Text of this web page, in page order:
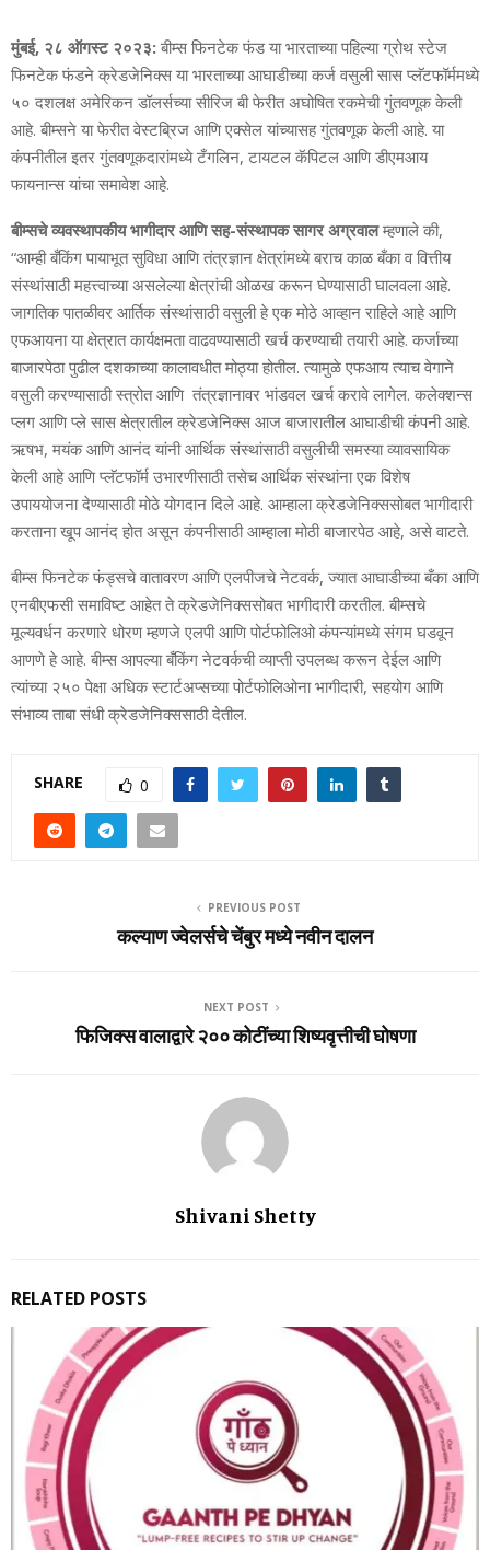
मुंबई, २८ ऑगस्ट २०२३: बीम्स फिनटेक फंड या भारताच्या पहिल्या ग्रोथ स्टेज
फिनटेक फंडने क्रेडजेनिक्स या भारताच्या आघाडीच्या कर्ज वसुली सास प्लॅटफॉर्ममध्ये
५० दशलक्ष अमेरिकन डॉलर्सच्या सीरिज बी फेरीत अघोषित रकमेची गुंतवणूक केली
आहे. बीम्सने या फेरीत वेस्टब्रिज आणि एक्सेल यांच्यासह गुंतवणूक केली आहे. या
कंपनीतील इतर गुंतवणूकदारांमध्ये टँगलिन, टायटल कॅपिटल आणि डीएमआय
फायनान्स यांचा समावेश आहे.
बीम्सचे व्यवस्थापकीय भागीदार आणि सह-संस्थापक सागर अग्रवालम्हणाले की,
“आम्ही बँकिंग पायाभूत सुविधा आणि तंत्रज्ञान क्षेत्रांमध्ये बराच काळ बँका व वित्तीय
संस्थांसाठी महत्त्वाच्या असलेल्या क्षेत्रांची ओळख करून घेण्यासाठी घालवला आहे.
जागतिक पातळीवर आर्तिक संस्थांसाठी वसुली हे एक मोठे आव्हान राहिले आहे आणि
एफआयना या क्षेत्रात कार्यक्षमता वाढवण्यासाठी खर्च करण्याची तयारी आहे. कर्जाच्या
बाजारपेठा पुढील दशकाच्या कालावधीत मोठ्या होतील. त्यामुळे एफआय त्याच वेगाने
वसुली करण्यासाठी स्त्रोत आणि तंत्रज्ञानावर भांडवल खर्च करावे लागेल. कलेक्शन्स
प्लग आणि प्ले सास क्षेत्रातील क्रेडजेनिक्स आज बाजारातील आघाडीची कंपनी आहे.
ऋषभ, मयंक आणि आनंद यांनी आर्थिक संस्थांसाठी वसुलीची समस्या व्यावसायिक
केली आहे आणि प्लॅटफॉर्म उभारणीसाठी तसेच आर्थिक संस्थांना एक विशेष
उपाययोजना देण्यासाठी मोठे योगदान दिले आहे. आम्हाला क्रेडजेनिक्ससोबत भागीदारी
करताना खूप आनंद होत असून कंपनीसाठी आम्हाला मोठी बाजारपेठ आहे, असे वाटते.
बीम्स फिनटेक फंड्सचे वातावरण आणि एलपीजचे नेटवर्क, ज्यात आघाडीच्या बँका आणि
एनबीएफसी समाविष्ट आहेत ते क्रेडजेनिक्ससोबत भागीदारी करतील. बीम्सचे
मूल्यवर्धन करणारे धोरण म्हणजे एलपी आणि पोर्टफोलिओ कंपन्यांमध्ये संगम घडवून
आणणे हे आहे. बीम्स आपल्या बँकिंग नेटवर्कची व्याप्ती उपलब्ध करून देईल आणि
त्यांच्या २५० पेक्षा अधिक स्टार्टअप्सच्या पोर्टफोलिओना भागीदारी, सहयोग आणि
संभाव्य ताबा संधी क्रेडजेनिक्ससाठी देतील.
SHARE 0
PREVIOUS POST
कल्याण ज्वेलर्सचे चेंबुर मध्ये नवीन दालन
NEXT POST
फिजिक्स वालाद्वारे २०० कोटींच्या शिष्यवृत्तीची घोषणा
Shivani Shetty
RELATED POSTS